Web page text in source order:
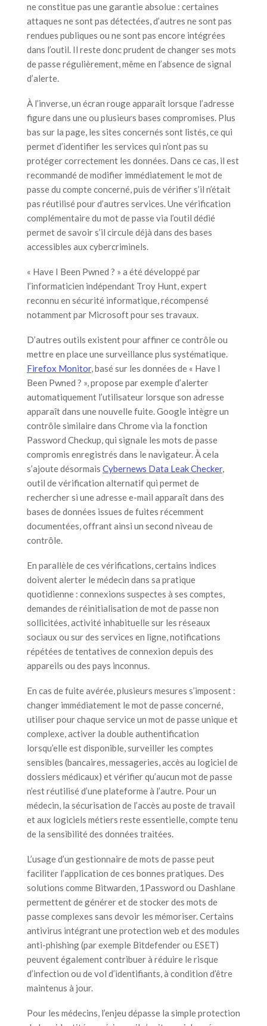
ne constitue pas une garantie absolue : certaines
attaques ne sont pas détectées, d’autres ne sont pas
rendues publiques ou ne sont pas encore intégrées
dans l’outil. Il reste donc prudent de changer ses mots
de passe régulièrement, même en l’absence de signal
d’alerte.
À l’inverse, un écran rouge apparaît lorsque l’adresse
figure dans une ou plusieurs bases compromises. Plus
bas sur la page, les sites concernés sont listés, ce qui
permet d’identifier les services qui n’ont pas su
protéger correctement les données. Dans ce cas, il est
recommandé de modifier immédiatement le mot de
passe du compte concerné, puis de vérifier s’il n’était
pas réutilisé pour d’autres services. Une vérification
complémentaire du mot de passe via l’outil dédié
permet de savoir s’il circule déjà dans des bases
accessibles aux cybercriminels.
« Have I Been Pwned ? » a été développé par
l’informaticien indépendant Troy Hunt, expert
reconnu en sécurité informatique, récompensé
notamment par Microsoft pour ses travaux.
D’autres outils existent pour affiner ce contrôle ou
mettre en place une surveillance plus systématique.
Firefox Monitor, basé sur les données de « Have I
Been Pwned ? », propose par exemple d’alerter
automatiquement l’utilisateur lorsque son adresse
apparaît dans une nouvelle fuite. Google intègre un
contrôle similaire dans Chrome via la fonction
Password Checkup, qui signale les mots de passe
compromis enregistrés dans le navigateur. À cela
s’ajoute désormais Cybernews Data Leak Checker,
outil de vérification alternatif qui permet de
rechercher si une adresse e-mail apparaît dans des
bases de données issues de fuites récemment
documentées, offrant ainsi un second niveau de
contrôle.
En parallèle de ces vérifications, certains indices
doivent alerter le médecin dans sa pratique
quotidienne : connexions suspectes à ses comptes,
demandes de réinitialisation de mot de passe non
sollicitées, activité inhabituelle sur les réseaux
sociaux ou sur des services en ligne, notifications
répétées de tentatives de connexion depuis des
appareils ou des pays inconnus.
En cas de fuite avérée, plusieurs mesures s’imposent :
changer immédiatement le mot de passe concerné,
utiliser pour chaque service un mot de passe unique et
complexe, activer la double authentification
lorsqu’elle est disponible, surveiller les comptes
sensibles (bancaires, messageries, accès au logiciel de
dossiers médicaux) et vérifier qu’aucun mot de passe
n’est réutilisé d’une plateforme à l’autre. Pour un
médecin, la sécurisation de l’accès au poste de travail
et aux logiciels métiers reste essentielle, compte tenu
de la sensibilité des données traitées.
L’usage d’un gestionnaire de mots de passe peut
faciliter l’application de ces bonnes pratiques. Des
solutions comme Bitwarden, 1Password ou Dashlane
permettent de générer et de stocker des mots de
passe complexes sans devoir les mémoriser. Certains
antivirus intégrant une protection web et des modules
anti-phishing (par exemple Bitdefender ou ESET)
peuvent également contribuer à réduire le risque
d’infection ou de vol d’identifiants, à condition d’être
maintenus à jour.
Pour les médecins, l’enjeu dépasse la simple protection